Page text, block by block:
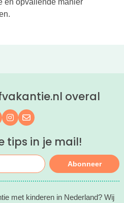
en opvallende manier
overal
ons op Facebook
Volg ons op Instagram
Mail ons
tips in je mail!
Abonneer
met kinderen in Nederland? Wij